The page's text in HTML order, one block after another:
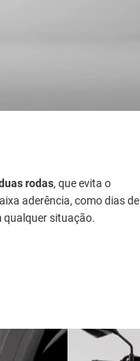
rodas, que evita o
aderência, como dias de
qualquer situação.